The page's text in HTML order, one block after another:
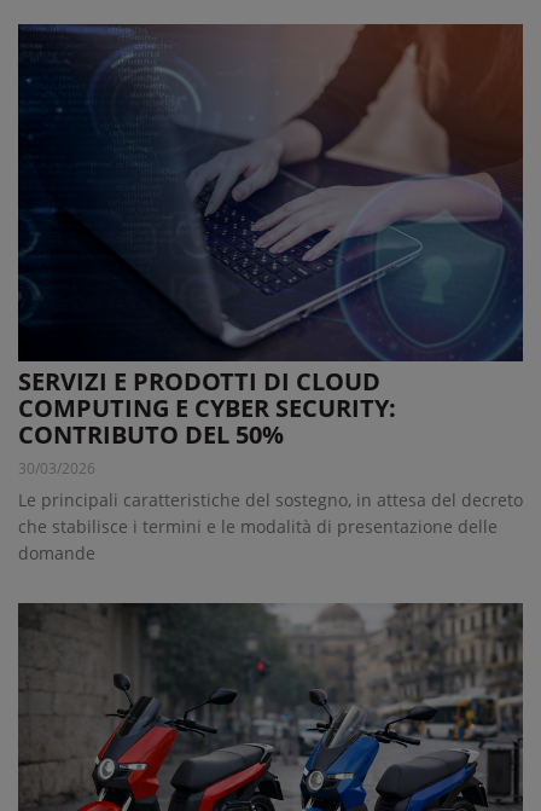
SERVIZI E PRODOTTI DI CLOUD
COMPUTING E CYBER SECURITY:
CONTRIBUTO DEL 50%
30/03/2026
Le principali caratteristiche del sostegno, in attesa del decreto
che stabilisce i termini e le modalità di presentazione delle
domande